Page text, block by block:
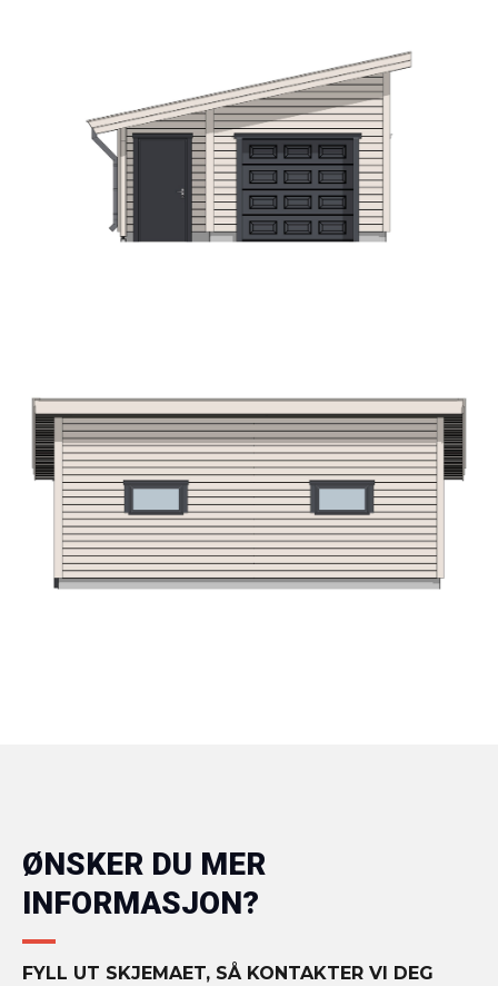
ØNSKER DU MER
INFORMASJON?
FYLL UT SKJEMAET, SÅ KONTAKTER VI DEG